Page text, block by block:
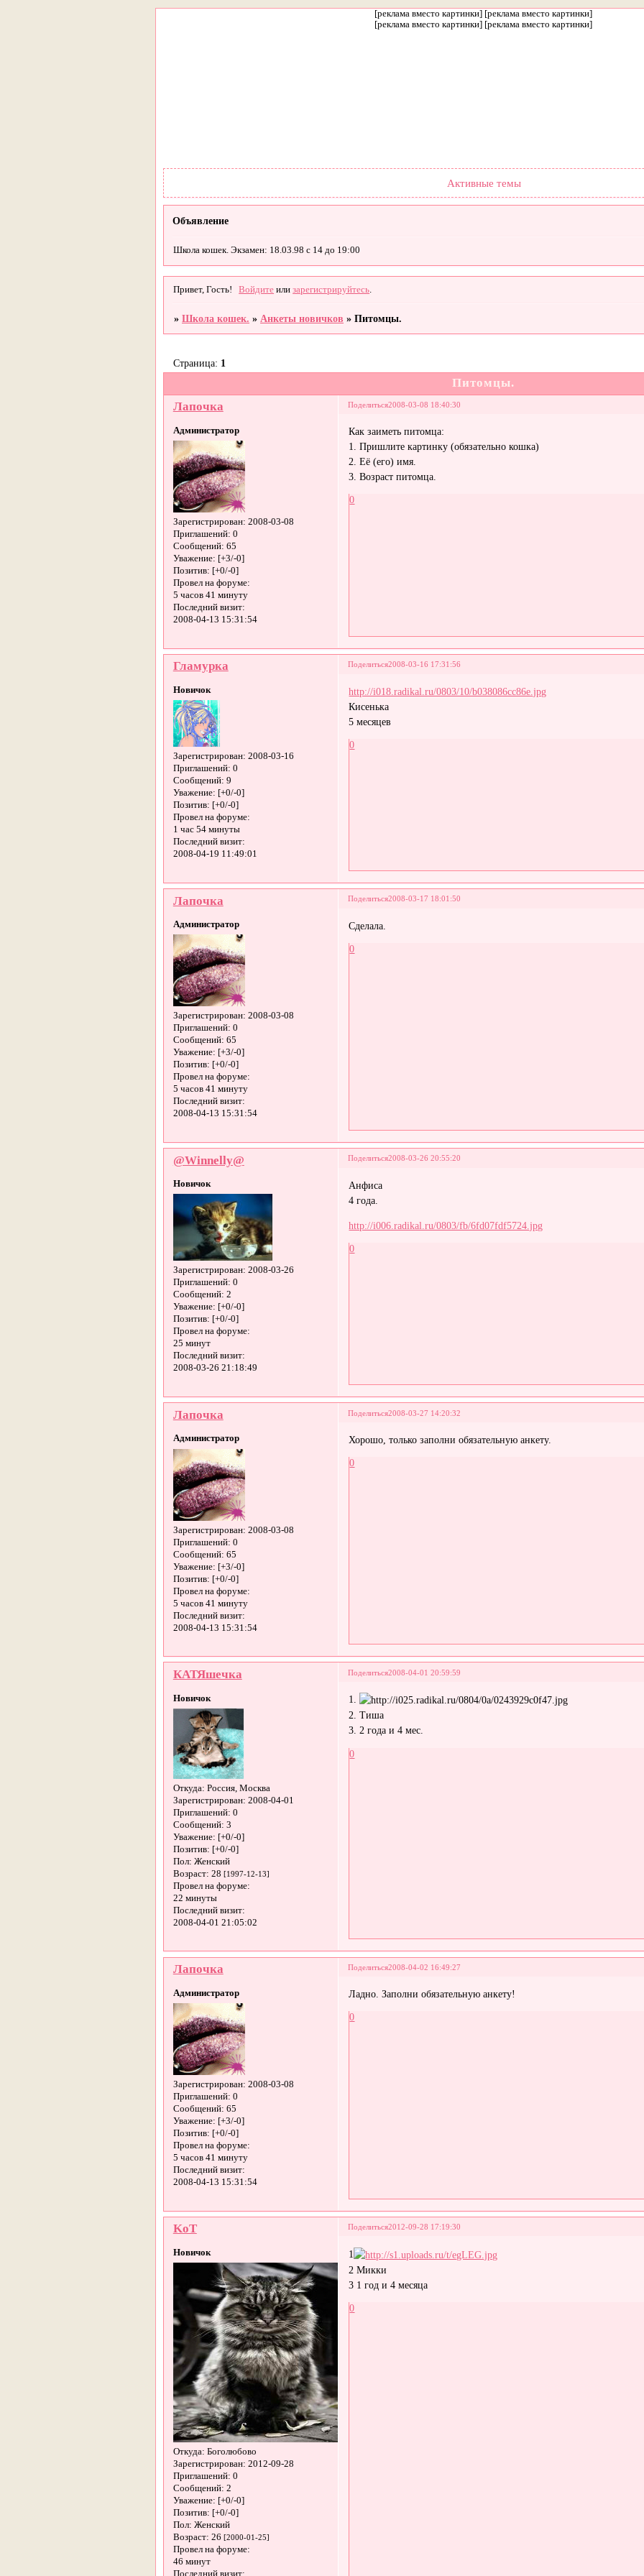
[реклама вместо картинки] [реклама вместо картинки]
[реклама вместо картинки] [реклама вместо картинки]
Активные темы
Объявление
Школа кошек. Экзамен: 18.03.98 с 14 до 19:00
Привет, Гость! Войдите илизарегистрируйтесь
»Школа кошек. »Анкеты новичков »Питомцы.
Питомцы.
Страница: 1
Поделиться2008-03-08 18:40:30
Лапочка
Администратор
Зарегистрирован: 2008-03-08
Приглашений: 0
Сообщений: 65
Уважение: [+3/-0]
Позитив: [+0/-0]
Провел на форуме:
5 часов 41 минуту
Последний визит:
2008-04-13 15:31:54
Как заиметь питомца:
1. Пришлите картинку (обязательно кошка)
2. Её (его) имя.
3. Возраст питомца.
0
Поделиться2008-03-16 17:31:56
Гламурка
Новичок
Зарегистрирован: 2008-03-16
Приглашений: 0
Сообщений: 9
Уважение: [+0/-0]
Позитив: [+0/-0]
Провел на форуме:
1 час 54 минуты
Последний визит:
2008-04-19 11:49:01
http://i018.radikal.ru/0803/10/b038086cc86e.jpg
Кисенька
5 месяцев
0
Поделиться2008-03-17 18:01:50
Лапочка
Администратор
Зарегистрирован: 2008-03-08
Приглашений: 0
Сообщений: 65
Уважение: [+3/-0]
Позитив: [+0/-0]
Провел на форуме:
5 часов 41 минуту
Последний визит:
2008-04-13 15:31:54
Сделала.
0
Поделиться2008-03-26 20:55:20
@Winnelly@
Новичок
Зарегистрирован: 2008-03-26
Приглашений: 0
Сообщений: 2
Уважение: [+0/-0]
Позитив: [+0/-0]
Провел на форуме:
25 минут
Последний визит:
2008-03-26 21:18:49
Анфиса
4 года.
http://i006.radikal.ru/0803/fb/6fd07fdf5724.jpg
0
Поделиться2008-03-27 14:20:32
Лапочка
Администратор
Зарегистрирован: 2008-03-08
Приглашений: 0
Сообщений: 65
Уважение: [+3/-0]
Позитив: [+0/-0]
Провел на форуме:
5 часов 41 минуту
Последний визит:
2008-04-13 15:31:54
Хорошо, только заполни обязательную анкету.
0
Поделиться2008-04-01 20:59:59
КАТЯшечка
Новичок
Откуда: Россия, Москва
Зарегистрирован: 2008-04-01
Приглашений: 0
Сообщений: 3
Уважение: [+0/-0]
Позитив: [+0/-0]
Пол: Женский
Возраст: 28 [1997-12-13]
Провел на форуме:
22 минуты
Последний визит:
2008-04-01 21:05:02
1.
2. Тиша
3. 2 года и 4 мес.
0
Поделиться2008-04-02 16:49:27
Лапочка
Администратор
Зарегистрирован: 2008-03-08
Приглашений: 0
Сообщений: 65
Уважение: [+3/-0]
Позитив: [+0/-0]
Провел на форуме:
5 часов 41 минуту
Последний визит:
2008-04-13 15:31:54
Ладно. Заполни обязательную анкету!
0
Поделиться2012-09-28 17:19:30
KoT
Новичок
Откуда: Боголюбово
Зарегистрирован: 2012-09-28
Приглашений: 0
Сообщений: 2
Уважение: [+0/-0]
Позитив: [+0/-0]
Пол: Женский
Возраст: 26 [2000-01-25]
Провел на форуме:
46 минут
Последний визит:
1
2 Микки
3 1 год и 4 месяца
0